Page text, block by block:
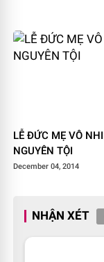
LỄ ĐỨC MẸ VÔ NHIỄM
NGUYÊN TỘI
December 04, 2014
NHẬN XÉT